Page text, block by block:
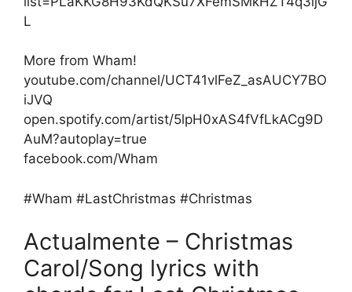
L
More from Wham!
youtube.com/channel/UCT41vlFeZ_asAUCY7BO
iJVQ
open.spotify.com/artist/5lpH0xAS4fVfLkACg9D
AuM?autoplay=true
facebook.com/Wham
#Wham #LastChristmas #Christmas
Actualmente – Christmas
Carol/Song lyrics with